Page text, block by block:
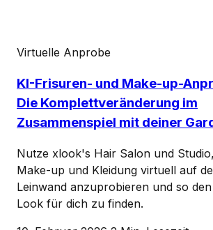
Virtuelle Anprobe
KI-Frisuren- und Make-up-
Die Komplettveränderung im
Zusammenspiel mit deiner
Nutze xlook's Hair Salon und
Make-up und Kleidung virtuell auf
Leinwand anzuprobieren und so
Look für dich zu finden.